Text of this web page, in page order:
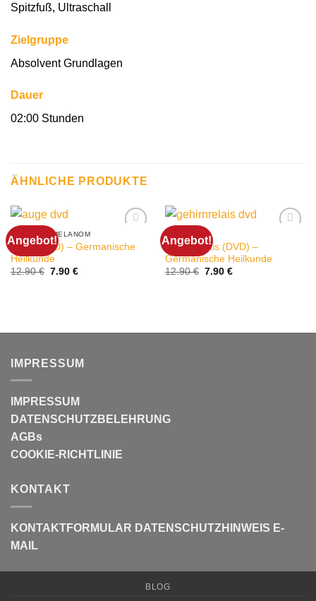
Spitzfuß, Ultraschall
Zielgruppe
Absolvent Grundlagen
Dauer
02:00 Stunden
ÄHNLICHE PRODUKTE
Angebot!
ADERHAUTMELANOM
Auge (DVD) – Germanische
Heilkunde
12.90€ Ursprünglicher
7.90 €Aktueller
Angebot!
Gehirnrelais (DVD) –
Germanische Heilkunde
12.90€ Ursprünglicher
7.90 €Aktueller
IMPRESSUM
IMPRESSUM
DATENSCHUTZBELEHRUNG
AGBs
COOKIE-RICHTLINIE
KONTAKT
KONTAKTFORMULAR DATENSCHUTZHINWEIS E-
MAIL
BLOG